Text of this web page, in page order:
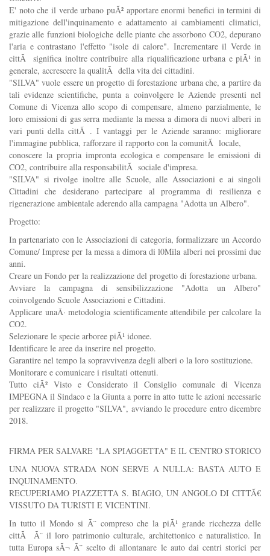
E' noto che il verde urbano puÃ² apportare enormi benefici in termini di
mitigazione dell'inquinamento e adattamento ai cambiamenti climatici,
grazie alle funzioni biologiche delle piante che assorbono CO2, depurano
l'aria e contrastano l'effetto "isole di calore". Incrementare il Verde in
cittÃ significa inoltre contribuire alla riqualificazione urbana e piÃ¹ in
generale, accrescere la qualitÃ della vita dei cittadini.
"SILVA" vuole essere un progetto di forestazione urbana che, a partire da
tali evidenze scientifiche, punta a coinvolgere le Aziende presenti nel
Comune di Vicenza allo scopo di compensare, almeno parzialmente, le
loro emissioni di gas serra mediante la messa a dimora di nuovi alberi in
vari punti della cittÃ . I vantaggi per le Aziende saranno: migliorare
l'immagine pubblica, rafforzare il rapporto con la comunitÃ locale,
conoscere la propria impronta ecologica e compensare le emissioni di
CO2, contribuire alla responsabilitÃ sociale d'impresa.
"SILVA" si rivolge inoltre alle Scuole, alle Associazioni e ai singoli
Cittadini che desiderano partecipare al programma di resilienza e
rigenerazione ambientale aderendo alla campagna "Adotta un Albero".
Progetto:
In partenariato con le Associazioni di categoria, formalizzare un Accordo
Comune/ Imprese per la messa a dimora di l0Mila alberi nei prossimi due
anni.
Creare un Fondo per la realizzazione del progetto di forestazione urbana.
Avviare la campagna di sensibilizzazione "Adotta un Albero"
coinvolgendo Scuole Associazioni e Cittadini.
Applicare unaÂ· metodologia scientificamente attendibile per calcolare la
CO2.
Selezionare le specie arboree piÃ¹ idonee.
Identificare le aree da inserire nel progetto.
Garantire nel tempo la sopravvivenza degli alberi o la loro sostituzione.
Monitorare e comunicare i risultati ottenuti.
Tutto ciÃ² Visto e Considerato il Consiglio comunale di Vicenza
IMPEGNA il Sindaco e la Giunta a porre in atto tutte le azioni necessarie
per realizzare il progetto "SILVA", avviando le procedure entro dicembre
2018.
FIRMA PER SALVARE "LA SPIAGGETTA" E IL CENTRO STORICO
UNA NUOVA STRADA NON SERVE A NULLA: BASTA AUTO E
INQUINAMENTO.
RECUPERIAMO PIAZZETTA S. BIAGIO, UN ANGOLO DI CITTÃ€
VISSUTO DA TURISTI E VICENTINI.
In tutto il Mondo si Ã¨ compreso che la piÃ¹ grande ricchezza delle
cittÃ Ã¨ il loro patrimonio culturale, architettonico e naturalistico. In
tutta Europa sÃ¬ Ã¨ scelto di allontanare le auto dai centri storici per